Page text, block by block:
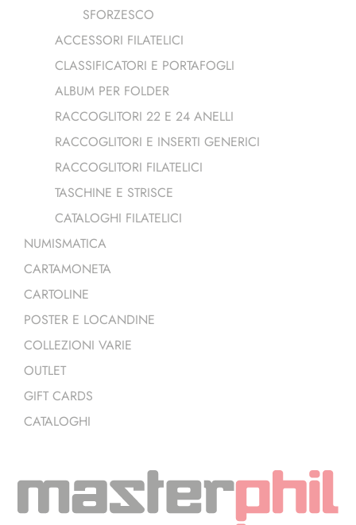
SFORZESCO
ACCESSORI FILATELICI
CLASSIFICATORI E PORTAFOGLI
ALBUM PER FOLDER
RACCOGLITORI 22 E 24 ANELLI
RACCOGLITORI E INSERTI GENERICI
RACCOGLITORI FILATELICI
TASCHINE E STRISCE
CATALOGHI FILATELICI
NUMISMATICA
CARTAMONETA
CARTOLINE
POSTER E LOCANDINE
COLLEZIONI VARIE
OUTLET
GIFT CARDS
CATALOGHI